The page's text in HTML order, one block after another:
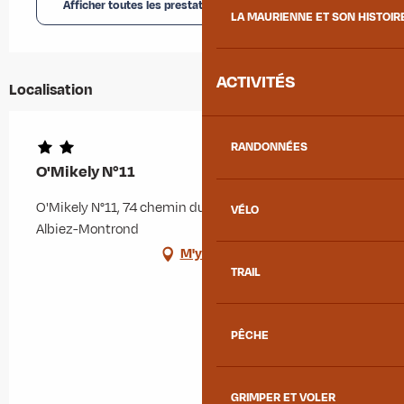
LA MAURIENNE ET SON
ACTIVITÉS
RANDONNÉES
VÉLO
TRAIL
PÊCHE
GRIMPER ET VOLER
Afficher toutes les prestations
Localisation
O'Mikely N°11
O'Mikely N°11, 74 chemin du Plan de la Fesse, 73300
Albiez-Montrond
M'y rendre